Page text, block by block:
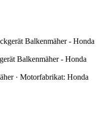
Balkenmäher - Honda
· Motorfabrikat: Honda